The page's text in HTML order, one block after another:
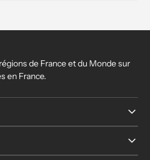
de France et du Monde sur
en France.